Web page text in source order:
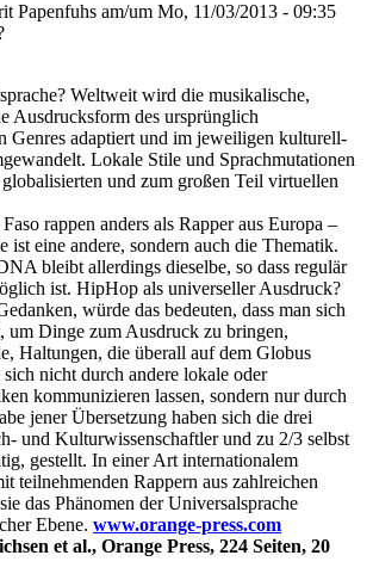
Papenfuhs am/um Mo, 11/03/2013 - 09:35
Weltweit wird die musikalische,
Ausdrucksform des ursprünglich
Genres adaptiert und im jeweiligen kulturell-
Lokale Stile und Sprachmutationen
globalisierten und zum großen Teil virtuellen
rappen anders als Rapper aus Europa –
ist eine andere, sondern auch die Thematik.
bleibt allerdings dieselbe, so dass regulär
ist. HipHop als universeller Ausdruck?
würde das bedeuten, dass man sich
um Dinge zum Ausdruck zu bringen,
Haltungen, die überall auf dem Globus
nicht durch andere lokale oder
kommunizieren lassen, sondern nur durch
jener Übersetzung haben sich die drei
und Kulturwissenschaftler und zu 2/3 selbst
gestellt. In einer Art internationalem
teilnehmenden Rappern aus zahlreichen
das Phänomen der Universalsprache
Ebene. www.orange-press.com
et al., Orange Press, 224 Seiten, 20